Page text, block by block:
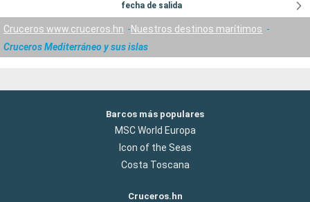
fecha de salida
Cruceros www.cruceros.hn
Nuestros destinos marítimos
Cruceros Mediterráneo y sus islas
Barcos más populares
MSC World Europa
Icon of the Seas
Costa Toscana
Cruceros.hn